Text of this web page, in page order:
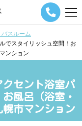
メ
ー
ビ
ー
シ
ョ
ボ
タ
スルーム
でスタイリッシュ空間！お
ンション
セント浴室パ
風呂（浴室・
市マンション